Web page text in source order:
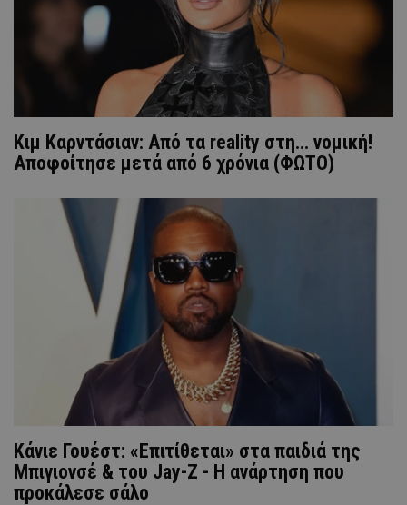
Κιμ Καρντάσιαν: Από τα reality στη... νομική!
Αποφοίτησε μετά από 6 χρόνια (ΦΩΤΟ)
Κάνιε Γουέστ: «Επιτίθεται» στα παιδιά της
Μπιγιονσέ & του Jay-Z - Η ανάρτηση που
προκάλεσε σάλο